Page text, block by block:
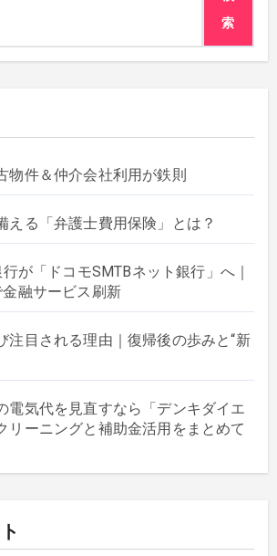
索
物件＆仲介会社利用が鉄則
える「弁護士費用保険」とは？
が「ドコモSMTBネット銀行」へ｜
融サービス刷新
注目される理由｜復帰後の歩みと“新
電気代を見直すなら「デンキダイエ
リーニングと補助金活用をまとめて